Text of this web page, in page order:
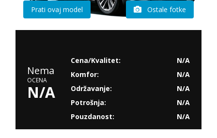
Prati ovaj model Ostale fotke
Nema
OCENA
N/A
Cena/Kvalitet:
N/A
Komfor:
N/A
Održavanje:
N/A
Potrošnja:
N/A
Pouzdanost:
N/A